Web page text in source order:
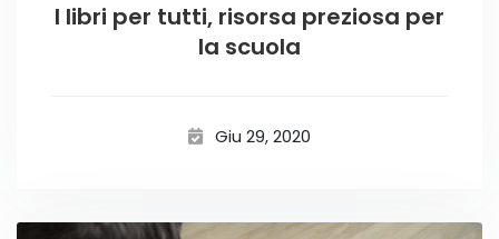
I libri per tutti, risorsa preziosa per
la scuola
Giu 29, 2020